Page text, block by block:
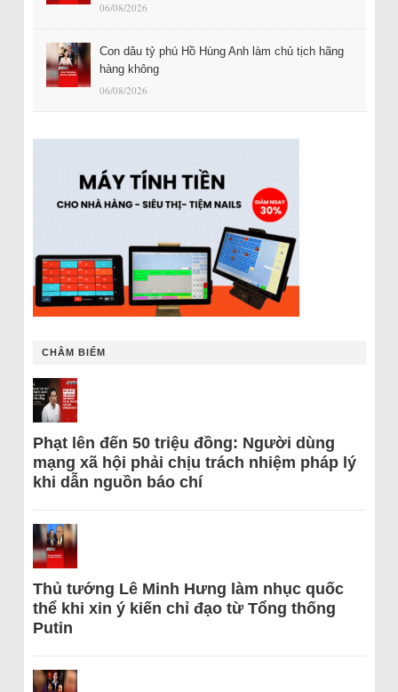
06/08/2026
Con dâu tỷ phú Hồ Hùng Anh làm chủ tịch hãng
hàng không
06/08/2026
CHÂM BIẾM
Phạt lên đến 50 triệu đồng: Người dùng
mạng xã hội phải chịu trách nhiệm pháp lý
khi dẫn nguồn báo chí
Thủ tướng Lê Minh Hưng làm nhục quốc
thể khi xin ý kiến chỉ đạo từ Tổng thống
Putin